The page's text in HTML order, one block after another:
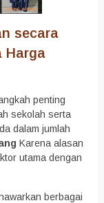
secara
Harga
penting
sekolah serta
dalam jumlah
Karena alasan
utama dengan
berbagai